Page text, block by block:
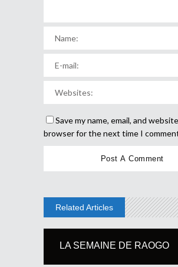
Save my name, email, and
browser for the next time I
Related Articles
LA SEMAINE DE RAOGO